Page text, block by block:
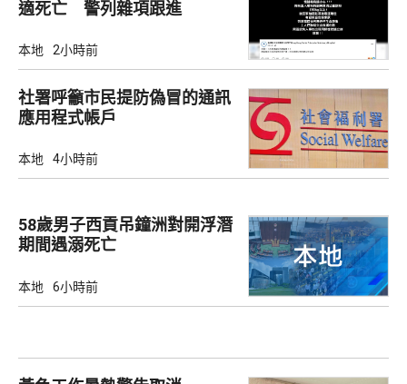
適死亡 警列雜項跟進
本地 2小時前
社署呼籲市民提防偽冒的通訊
應用程式帳戶
本地 4小時前
58歲男子西貢吊鐘洲對開浮潛
期間遇溺死亡
本地 6小時前